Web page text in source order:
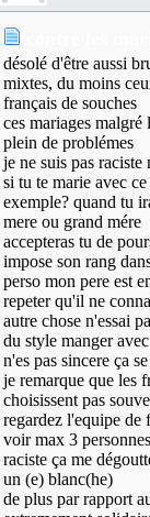
désolé d'être aussi
mixtes, du moins
français de souches
ces mariages
plein de problémes
je ne suis pas
si tu te marie avec
exemple? quand tu
mere ou grand mére
accepteras tu de
impose son rang
perso mon pere est
repeter qu'il ne
autre chose n'essai
du style manger
n'es pas sincere ça
je remarque que les
choisissent pas
regardez l'equipe de
voir max 3
raciste ça me
un (e) blanc(he)
de plus par rapport